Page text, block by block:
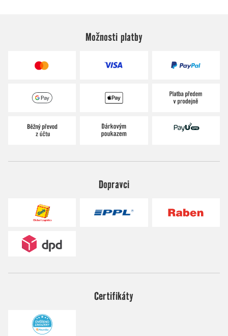
Možnosti platby
Dopravci
Certifikáty